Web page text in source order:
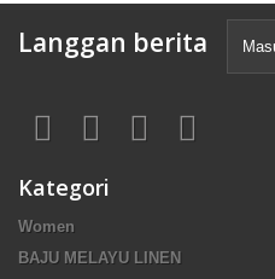
Langgan berita
Kategori
Women
BAJU MELAYU LINEN